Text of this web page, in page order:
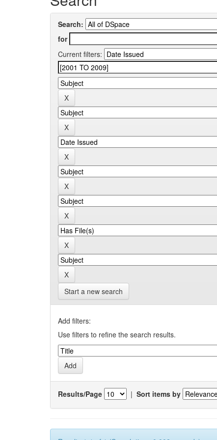
Search:
for
Current filters:
Start a new search
Add filters:
Use filters to refine the search results.
Results/Page | Sort items by